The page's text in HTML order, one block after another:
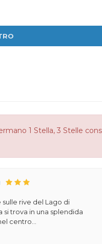
1 Stella, 3 Stelle
rive del Lago di
si trova in una splendida
centro...